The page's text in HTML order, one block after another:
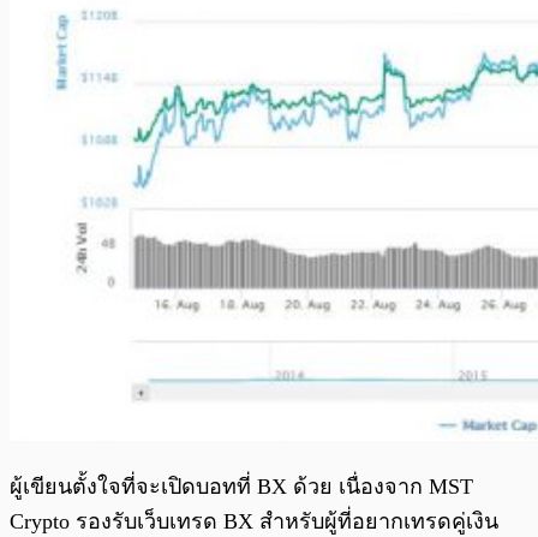
ผู้เขียนตั้งใจที่จะเปิดบอทที่ BX ด้วย เนื่องจาก MST
Crypto รองรับเว็บเทรด BX สำหรับผู้ที่อยากเทรดคู่เงิน